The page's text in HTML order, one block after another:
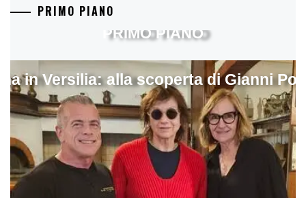
PRIMO PIANO
in Versilia: alla scoperta di Gianni
PRIMO PIANO